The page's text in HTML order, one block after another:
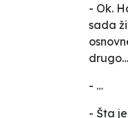
- Ok.
sada
drugo…
- …
- Šta